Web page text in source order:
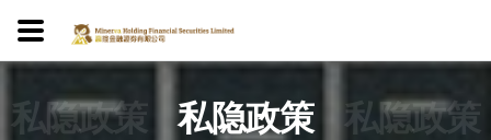
私隐政策 私隐政策 私隐政策